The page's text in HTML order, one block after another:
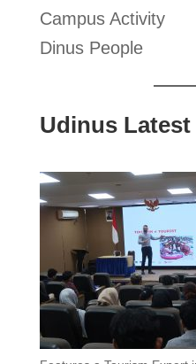
Campus Activity
Dinus People
Udinus Latest